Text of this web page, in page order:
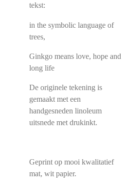
tekst:
in the symbolic language of
trees,
Ginkgo means love, hope and
long life
De originele tekening is
gemaakt met een
handgesneden linoleum
uitsnede met drukinkt.
Geprint op mooi kwalitatief
mat, wit papier.